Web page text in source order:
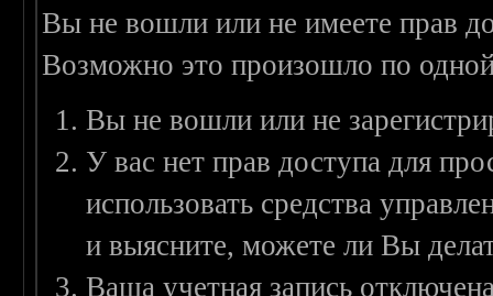
Вы не вошли или не имеете прав
Возможно это произошло по
Вы не вошли или не
У вас нет прав доступа для
использовать средства
и выясните, можете ли Вы
Ваша учетная запись